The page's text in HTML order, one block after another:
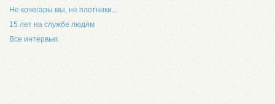
Не кочегары мы, не плотники...
15 лет на службе людям
Все интервью